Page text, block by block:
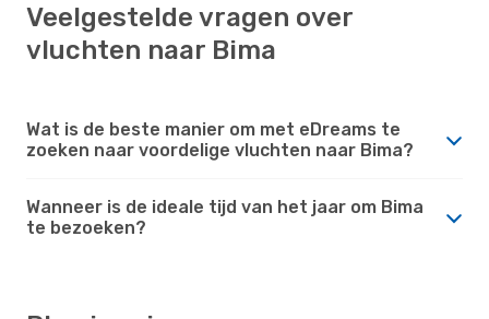
Veelgestelde vragen over
vluchten naar Bima
Wat is de beste manier om met eDreams te
zoeken naar voordelige vluchten naar Bima?
Wanneer is de ideale tijd van het jaar om Bima
te bezoeken?